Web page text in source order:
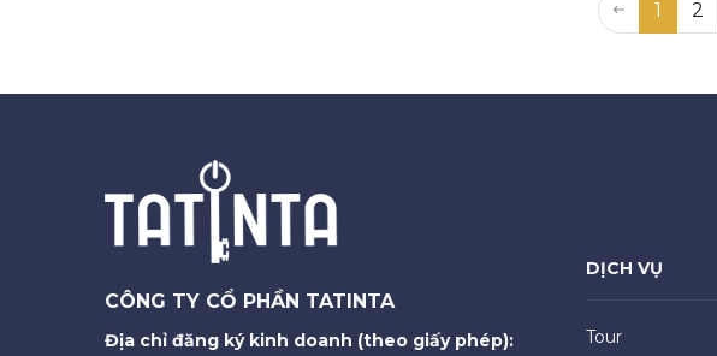
1 2
CÔNG TY CỔ PHẦN TATINTA
Địa chỉ đăng ký kinh doanh (theo giấy phép):
DỊCH VỤ
Tour